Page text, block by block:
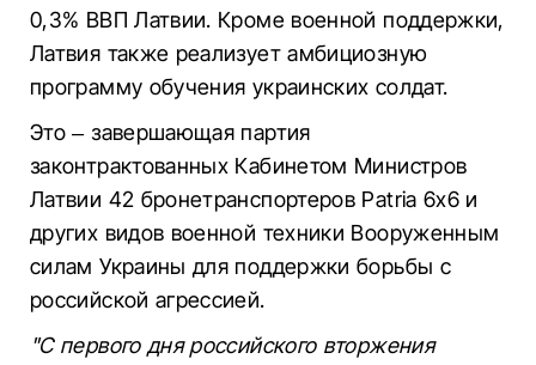
0,3% ВВП Латвии. Кроме военной поддержки,
Латвия также реализует амбициозную
программу обучения украинских солдат.
Это – завершающая партия
законтрактованных Кабинетом Министров
Латвии 42 бронетранспортеров Patria 6x6 и
других видов военной техники Вооруженным
силам Украины для поддержки борьбы с
российской агрессией.
"С первого дня российского вторжения